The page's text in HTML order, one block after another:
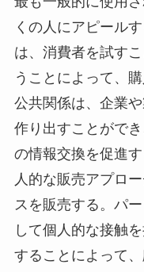
くの人にアピール
は、消費者を試す
うことによって、
公共関係は、企業
作り出すことがで
の情報交換を促進
人的な販売アプロ
スを販売する。パ
して個人的な接触
することによって